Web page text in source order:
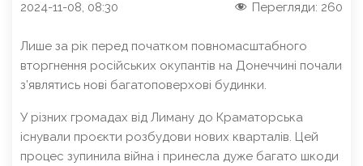
2024-11-08, 08:30 Перегляди: 260
Лише за рік перед початком повномасштабного
вторгнення російських окупантів на Донеччині почали
з’являтись нові багатоповерхові будинки.
У різних громадах від Лиману до Краматорська
існували проєкти розбудови нових кварталів. Цей
процес зупинила війна і принесла дуже багато шкоди